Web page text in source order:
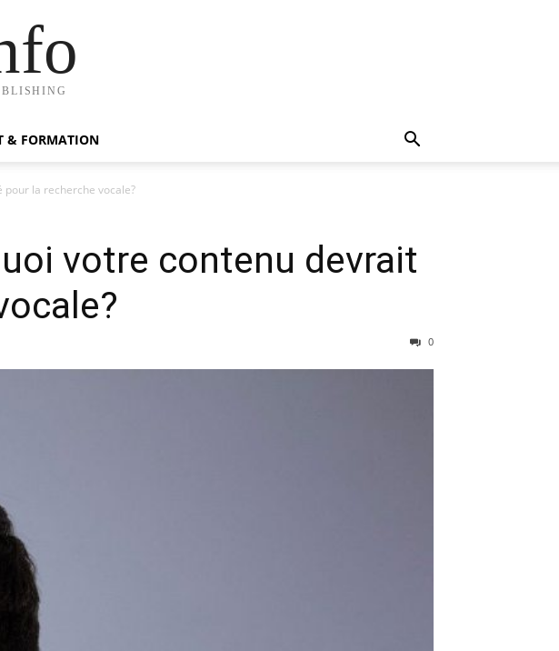
& FORMATION
pour la recherche vocale?
votre contenu devrait
0